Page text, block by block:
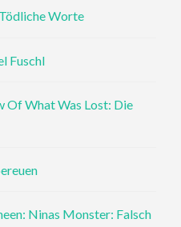
Worte
Fuschl
Of What Was Lost: Die
Ninas Monster: Falsch